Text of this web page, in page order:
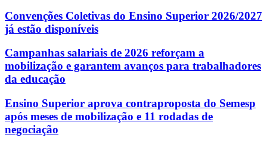
Convenções Coletivas do Ensino Superior 2026/2027
já estão disponíveis
Campanhas salariais de 2026 reforçam a
mobilização e garantem avanços para trabalhadores
da educação
Ensino Superior aprova contraproposta do Semesp
após meses de mobilização e 11 rodadas de
negociação